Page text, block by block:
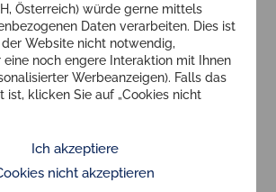
Österreich) würde gerne mittels
Daten verarbeiten. Dies ist
Website nicht notwendig,
noch engere Interaktion mit Ihnen
Werbeanzeigen). Falls das
ist, klicken Sie auf „Cookies nicht
Ich akzeptiere
nicht akzeptieren